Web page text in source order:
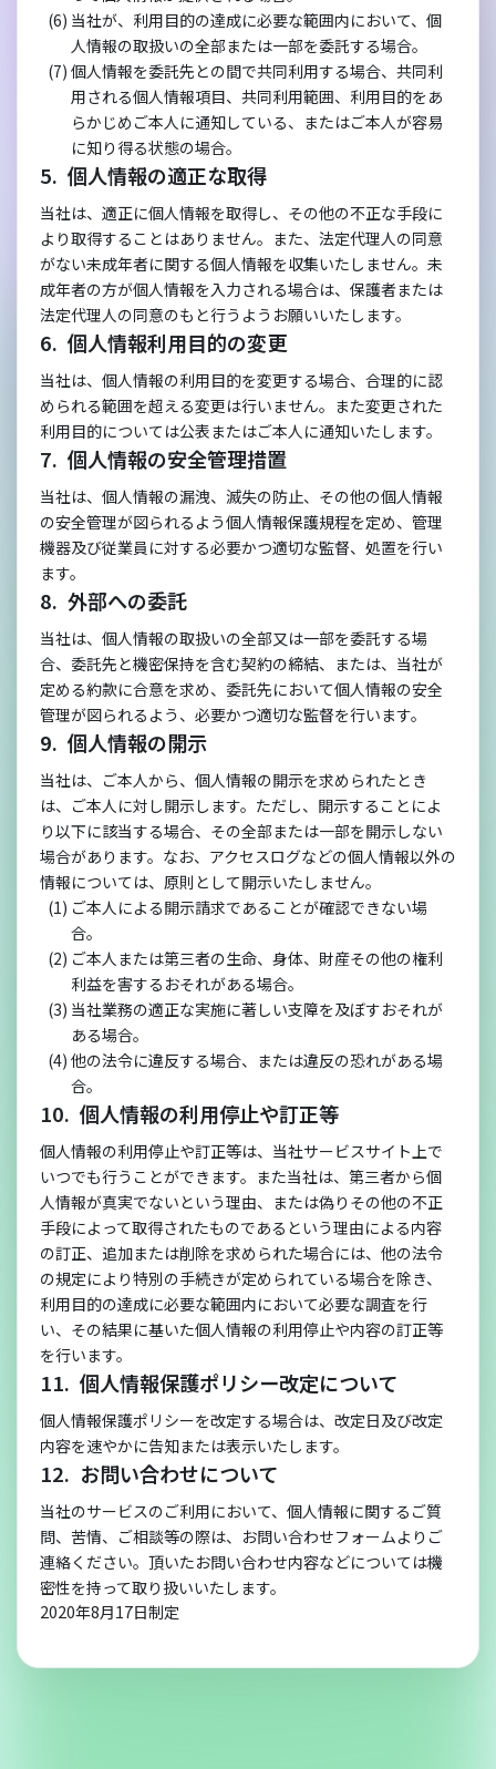
当社が、利用目的の達成に必要な範囲内において、個
人情報の取扱いの全部または一部を委託する場合。
個人情報を委託先との間で共同利用する場合、共同利
用される個人情報項目、共同利用範囲、利用目的をあ
らかじめご本人に通知している、またはご本人が容易
に知り得る状態の場合。
個人情報の適正な取得
当社は、適正に個人情報を取得し、その他の不正な手段に
より取得することはありません。また、法定代理人の同意
がない未成年者に関する個人情報を収集いたしません。未
成年者の方が個人情報を入力される場合は、保護者または
法定代理人の同意のもと行うようお願いいたします。
個人情報利用目的の変更
当社は、個人情報の利用目的を変更する場合、合理的に認
められる範囲を超える変更は行いません。また変更された
利用目的については公表またはご本人に通知いたします。
個人情報の安全管理措置
当社は、個人情報の漏洩、滅失の防止、その他の個人情報
の安全管理が図られるよう個人情報保護規程を定め、管理
機器及び従業員に対する必要かつ適切な監督、処置を行い
ます。
外部への委託
当社は、個人情報の取扱いの全部又は一部を委託する場
合、委託先と機密保持を含む契約の締結、または、当社が
定める約款に合意を求め、委託先において個人情報の安全
管理が図られるよう、必要かつ適切な監督を行います。
個人情報の開示
当社は、ご本人から、個人情報の開示を求められたとき
は、ご本人に対し開示します。ただし、開示することによ
り以下に該当する場合、その全部または一部を開示しない
場合があります。なお、アクセスログなどの個人情報以外の
情報については、原則として開示いたしません。
ご本人による開示請求であることが確認できない場
合。
ご本人または第三者の生命、身体、財産その他の権利
利益を害するおそれがある場合。
当社業務の適正な実施に著しい支障を及ぼすおそれが
ある場合。
他の法令に違反する場合、または違反の恐れがある場
合。
個人情報の利用停止や訂正等
個人情報の利用停止や訂正等は、当社サービスサイト上で
いつでも行うことができます。また当社は、第三者から個
人情報が真実でないという理由、または偽りその他の不正
手段によって取得されたものであるという理由による内容
の訂正、追加または削除を求められた場合には、他の法令
の規定により特別の手続きが定められている場合を除き、
利用目的の達成に必要な範囲内において必要な調査を行
い、その結果に基いた個人情報の利用停止や内容の訂正等
を行います。
個人情報保護ポリシー改定について
個人情報保護ポリシーを改定する場合は、改定日及び改定
内容を速やかに告知または表示いたします。
お問い合わせについて
当社のサービスのご利用において、個人情報に関するご質
問、苦情、ご相談等の際は、お問い合わせフォームよりご
連絡ください。頂いたお問い合わせ内容などについては機
密性を持って取り扱いいたします。
2020年8月17日制定